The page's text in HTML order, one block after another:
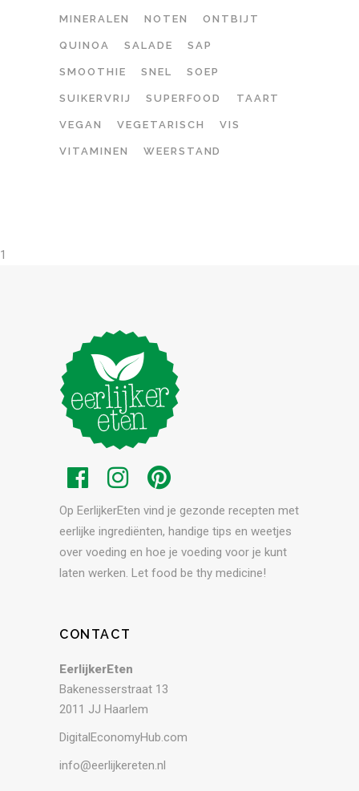
MINERALEN NOTEN ONTBIJT
QUINOA SALADE SAP
SMOOTHIE SNEL SOEP
SUIKERVRIJ SUPERFOOD TAART
VEGAN VEGETARISCH VIS
VITAMINEN WEERSTAND
1
Op EerlijkerEten vind je gezonde recepten met
eerlijke ingrediënten, handige tips en weetjes
over voeding en hoe je voeding voor je kunt
laten werken. Let food be thy medicine!
CONTACT
EerlijkerEten
Bakenesserstraat 13
2011 JJ Haarlem
DigitalEconomyHub.com
info@eerlijkereten.nl